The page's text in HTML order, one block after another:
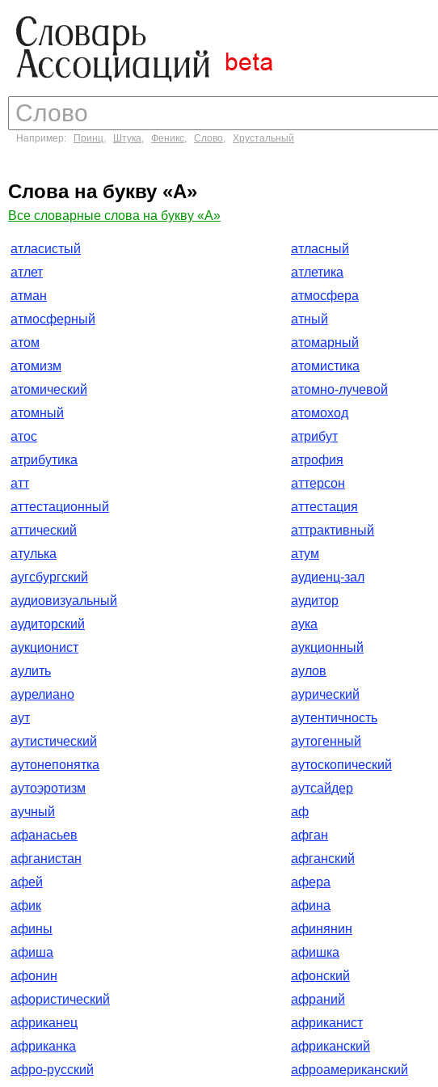
Например: Принц, Штука, Феникс, Слово, Хрустальный
Слова на букву «А»
Все словарные слова на букву «А»
атласистый атласный
атлет
атлетика
атман
атмосфера
атмосферный
атный
атом
атомарный
атомизм
атомистика
атомический
атомно-лучевой
атомный
атомоход
атос
атрибут
атрибутика
атрофия
атт
аттерсон
аттестационный
аттестация
аттический
аттрактивный
атулька
атум
аугсбургский
аудиенц-зал
аудиовизуальный
аудитор
аудиторский
аука
аукционист
аукционный
аулить
аулов
аурелиано
аурический
аут
аутентичность
аутистический
аутогенный
аутонепонятка
аутоскопический
аутоэротизм
аутсайдер
аучный
аф
афанасьев
афган
афганистан
афганский
афей
афера
афик
афина
афины
афинянин
афиша
афишка
афонин
афонский
афористический
афраний
африканец
африканист
африканка
африканский
афро-русский
афроамериканский